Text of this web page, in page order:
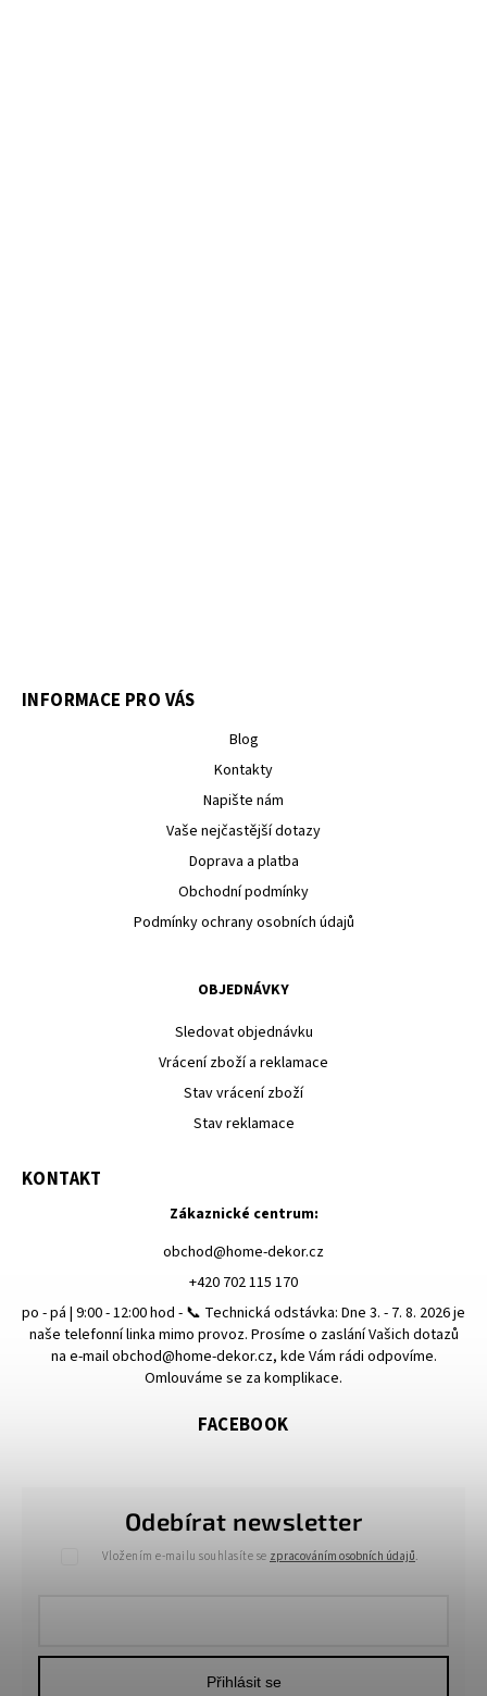
INFORMACE PRO VÁS
Blog
Kontakty
Napište nám
Vaše nejčastější dotazy
Doprava a platba
Obchodní podmínky
Podmínky ochrany osobních údajů
OBJEDNÁVKY
Sledovat objednávku
Vrácení zboží a reklamace
Stav vrácení zboží
Stav reklamace
Odebírat newsletter
Vložením e-mailu souhlasíte se zpracováním osobních údajů.
Přihlásit se
KONTAKT
Zákaznické centrum:
obchod@home-dekor.cz
+420 702 115 170
po - pá | 9:00 - 12:00 hod - 📞 Technická odstávka: Dne 3. - 7. 8. 2026 je
naše telefonní linka mimo provoz. Prosíme o zaslání Vašich dotazů
na e-mail obchod@home-dekor.cz, kde Vám rádi odpovíme.
Omlouváme se za komplikace.
FACEBOOK